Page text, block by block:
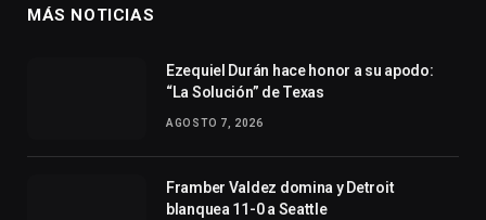
MÁS NOTICIAS
Ezequiel Durán hace honor a su apodo:
“La Solución” de Texas
AGOSTO 7, 2026
Framber Valdez domina y Detroit
blanquea 11-0 a Seattle